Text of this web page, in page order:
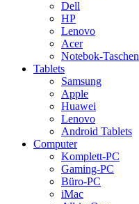
Dell
HP
Lenovo
Acer
Notebok-Taschen
Tablets
Samsung
Apple
Huawei
Lenovo
Android Tablets
Computer
Komplett-PC
Gaming-PC
Büro-PC
iMac